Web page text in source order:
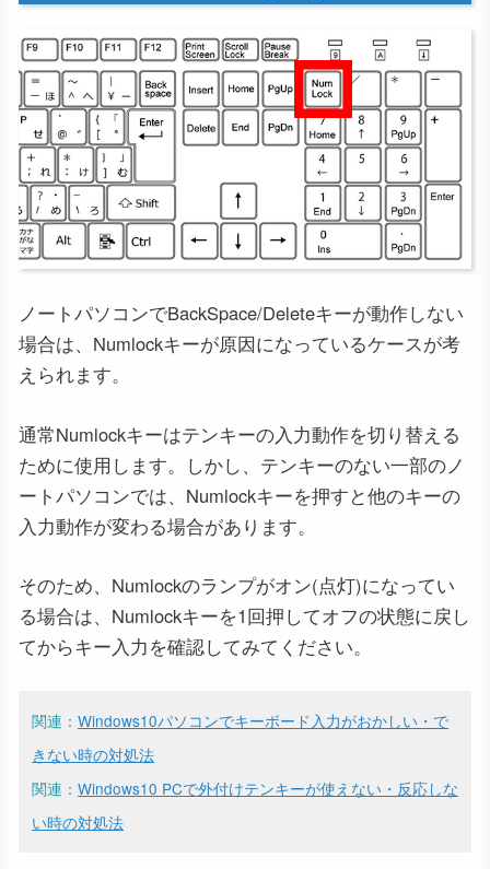
ノートパソコンでBackSpace/Deleteキーが動作しない
場合は、Numlockキーが原因になっているケースが考
えられます。
通常Numlockキーはテンキーの入力動作を切り替える
ために使用します。しかし、テンキーのない一部のノ
ートパソコンでは、Numlockキーを押すと他のキーの
入力動作が変わる場合があります。
そのため、Numlockのランプがオン(点灯)になってい
る場合は、Numlockキーを1回押してオフの状態に戻し
てからキー入力を確認してみてください。
関連： Windows10パソコンでキーボード入力がおかしい・で
きない時の対処法
関連： Windows10 PCで外付けテンキーが使えない・反応しな
い時の対処法